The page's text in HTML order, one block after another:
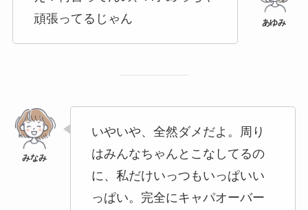
頑張ってるじゃん
いやいや、全然ダメだよ。周り
はみんなちゃんとこなしてるの
に、私だけいっつもいっぱいい
っぱい。完全にキャパオーバー